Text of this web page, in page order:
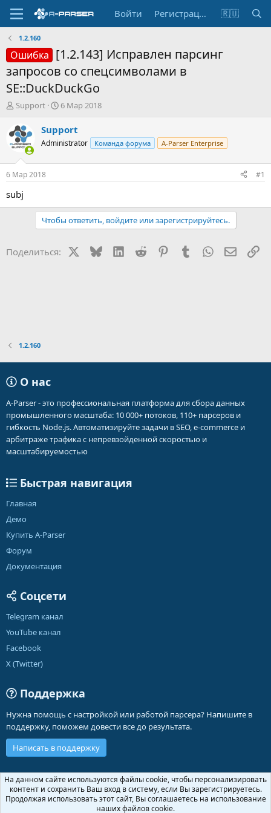
Войти Регистрация 🇷🇺
1.2.160
Ошибка [1.2.143] Исправлен парсинг
запросов со спецсимволами в
SE::DuckDuckGo
А
т
о
р
т
е
м
ы
Support
Д
т
а
н
а
6 Мар 2018
Support
Administrator Команда форума A-Parser Enterprise
6 Мар 2018 #1
subj
Чтобы ответить, войдите или зарегистрируйтесь.
Поделиться: BlueskyLinkedIn
Reddit PinterestTumblr WhatsApp
1.2.160
О нас
A-Parser - это профессиональная платформа для сбора данных
промышленного масштаба: 10 000+ потоков, 110+ парсеров и
гибкость Node.js. Автоматизируйте задачи в SEO, e-commerce и
арбитраже трафика с непревзойденной скоростью и
масштабируемостью
Быстрая навигация
Главная
Демо
Купить A-Parser
Форум
Документация
Соцсети
Telegram канал
YouTube канал
Facebook
X (Twitter)
Поддержка
Нужна помощь с настройкой или работой парсера? Напишите в
поддержку, поможем довести все до результата.
Написать в поддержку
Russian (RU)
Обратная связь
Условия и правила
Политика конфиденциальности
Помощь
На данном сайте используются файлы cookie, чтобы персонализировать
контент и сохранить Ваш вход в систему, если Вы зарегистрируетесь.
Продолжая использовать этот сайт, Вы соглашаетесь на использование
наших файлов cookie.